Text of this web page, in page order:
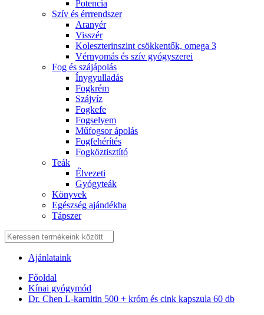
Potencia
Szív és érrrendszer
Aranyér
Visszér
Koleszterinszint csökkentők, omega 3
Vérnyomás és szív gyógyszerei
Fog és szájápolás
Í́nygyulladás
Fogkrém
Szájvíz
Fogkefe
Fogselyem
Műfogsor ápolás
Fogfehérítés
Fogköztisztító
Teák
É́lvezeti
Gyógyteák
Könyvek
Egészség ajándékba
Tápszer
Ajánlataink
Főoldal
Kínai gyógymód
Dr. Chen L-karnitin 500 + króm és cink kapszula 60 db